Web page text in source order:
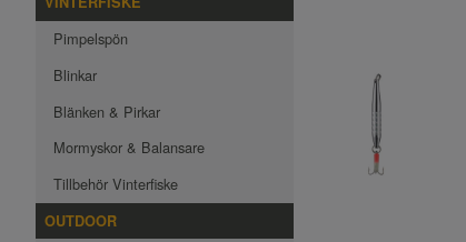
Pimpelspön
Blinkar
Blänken & Pirkar
Mormyskor & Balansare
Tillbehör Vinterfiske
OUTDOOR